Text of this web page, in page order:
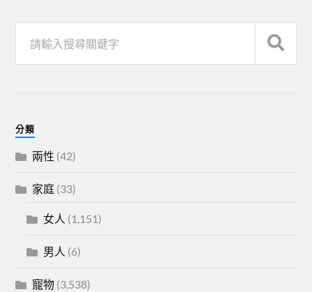
分類
兩性 (42)
家庭 (33)
女人 (1,151)
男人 (6)
寵物 (3,538)